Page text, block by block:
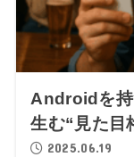
Androidを
生む“見た目
2025.06.19